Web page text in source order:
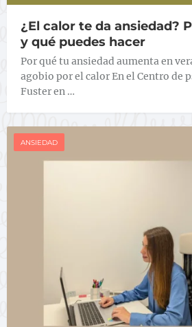
¿El calor te da ansiedad?
y qué puedes hacer
Por qué tu ansiedad aumenta en
agobio por el calor En el Centro de
Fuster en …
ANSIEDAD